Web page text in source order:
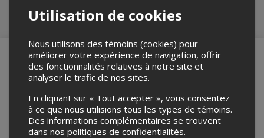
Achat de billets
Merci de confirmer que vous n'êtes pas un
robot ci-bas.
Utilisation de cookies
Nous utilisons des témoins (cookies) pour
améliorer votre expérience de navigation, offrir
des fonctionnalités relatives à notre site et
analyser le trafic de nos sites.
En cliquant sur « Tout accepter », vous consentez
à ce que nous utilisions tous les types de témoins.
Des informations complémentaires se trouvent
dans nos politiques de confidentialités.